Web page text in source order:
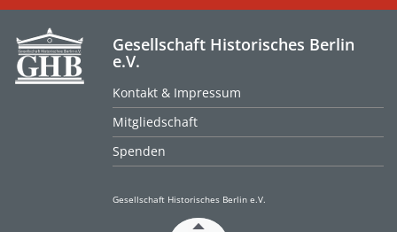
Gesellschaft Historisches Berlin
e.V.
Kontakt & Impressum
Mitgliedschaft
Spenden
Gesellschaft Historisches Berlin e.V.